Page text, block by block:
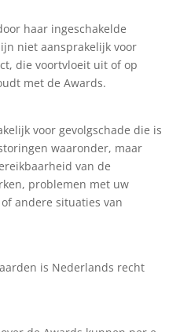
haar ingeschakelde
niet aansprakelijk voor
die voortvloeit uit of op
met de Awards.
voor gevolgschade die is
waaronder, maar
van de
problemen met uw
andere situaties van
is Nederlands recht